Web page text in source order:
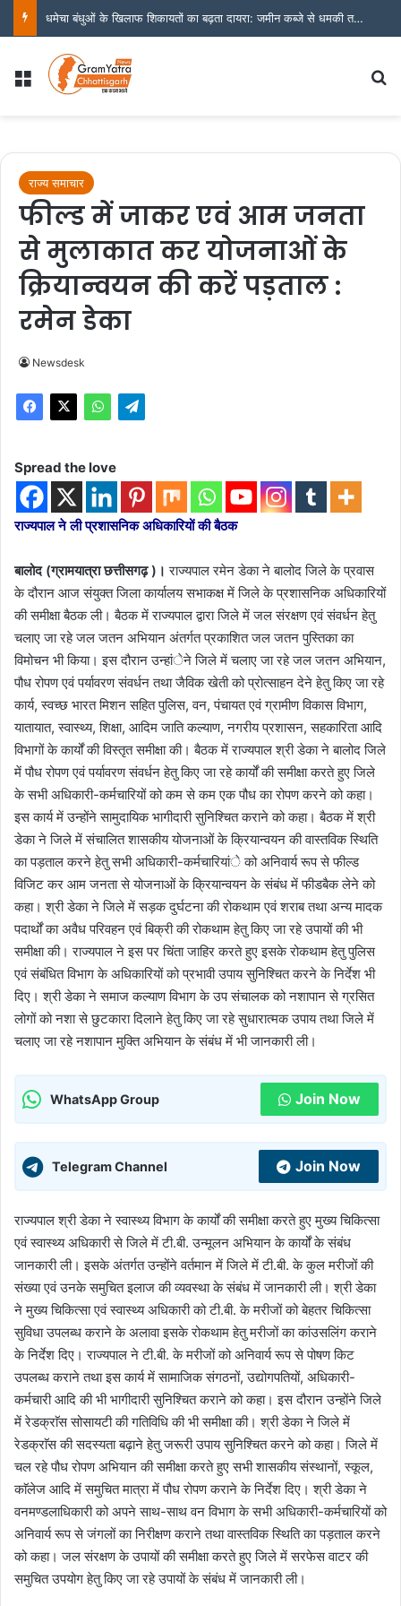
धमेचा बंधुओं के खिलाफ शिकायतों का बढ़ता दायरा: जमीन कब्जे से धमकी तक के आरोप, अब संयुक्त जांच व कठोर कार्यवाही की मांग
Menu
राज्य समाचार
फील्ड में जाकर एवं आम जनता
से मुलाकात कर योजनाओं के
क्रियान्वयन की करें पड़ताल :
रमेन डेका
Newsdesk
Spread the love
राज्यपाल ने ली प्रशासनिक अधिकारियों की बैठक
बालोद (ग्रामयात्रा छत्तीसगढ़ )।राज्यपाल रमेन डेका ने बालोद जिले के प्रवास
के दौरान आज संयुक्त जिला कार्यालय सभाकक्ष में जिले के प्रशासनिक अधिकारियों
की समीक्षा बैठक ली। बैठक में राज्यपाल द्वारा जिले में जल संरक्षण एवं संवर्धन हेतु
चलाए जा रहे जल जतन अभियान अंतर्गत प्रकाशित जल जतन पुस्तिका का
विमोचन भी किया। इस दौरान उन्हांेने जिले में चलाए जा रहे जल जतन अभियान,
पौध रोपण एवं पर्यावरण संवर्धन तथा जैविक खेती को प्रोत्साहन देने हेतु किए जा रहे
कार्य, स्वच्छ भारत मिशन सहित पुलिस, वन, पंचायत एवं ग्रामीण विकास विभाग,
यातायात, स्वास्थ्य, शिक्षा, आदिम जाति कल्याण, नगरीय प्रशासन, सहकारिता आदि
विभागों के कार्यों की विस्तृत समीक्षा की। बैठक में राज्यपाल श्री डेका ने बालोद जिले
में पौध रोपण एवं पर्यावरण संवर्धन हेतु किए जा रहे कार्यों की समीक्षा करते हुए जिले
के सभी अधिकारी-कर्मचारियों को कम से कम एक पौध का रोपण करने को कहा।
इस कार्य में उन्होंने सामुदायिक भागीदारी सुनिश्चित कराने को कहा। बैठक में श्री
डेका ने जिले में संचालित शासकीय योजनाओं के क्रियान्वयन की वास्तविक स्थिति
का पड़ताल करने हेतु सभी अधिकारी-कर्मचारियांे को अनिवार्य रूप से फील्ड
विजिट कर आम जनता से योजनाओं के क्रियान्वयन के संबंध में फीडबैक लेने को
कहा। श्री डेका ने जिले में सड़क दुर्घटना की रोकथाम एवं शराब तथा अन्य मादक
पदार्थों का अवैध परिवहन एवं बिक्री की रोकथाम हेतु किए जा रहे उपायों की भी
समीक्षा की। राज्यपाल ने इस पर चिंता जाहिर करते हुए इसके रोकथाम हेतु पुलिस
एवं संबंधित विभाग के अधिकारियों को प्रभावी उपाय सुनिश्चित करने के निर्देश भी
दिए। श्री डेका ने समाज कल्याण विभाग के उप संचालक को नशापान से ग्रसित
लोगों को नशा से छुटकारा दिलाने हेतु किए जा रहे सुधारात्मक उपाय तथा जिले में
चलाए जा रहे नशापान मुक्ति अभियान के संबंध में भी जानकारी ली।
WhatsApp Group Join Now
Telegram Channel Join Now
राज्यपाल श्री डेका ने स्वास्थ्य विभाग के कार्यों की समीक्षा करते हुए मुख्य चिकित्सा
एवं स्वास्थ्य अधिकारी से जिले में टी.बी. उन्मूलन अभियान के कार्यों के संबंध
जानकारी ली। इसके अंतर्गत उन्होंने वर्तमान में जिले में टी.बी. के कुल मरीजों की
संख्या एवं उनके समुचित इलाज की व्यवस्था के संबंध में जानकारी ली। श्री डेका
ने मुख्य चिकित्सा एवं स्वास्थ्य अधिकारी को टी.बी. के मरीजों को बेहतर चिकित्सा
सुविधा उपलब्ध कराने के अलावा इसके रोकथाम हेतु मरीजों का कांउसलिंग कराने
के निर्देश दिए। राज्यपाल ने टी.बी. के मरीजों को अनिवार्य रूप से पोषण किट
उपलब्ध कराने तथा इस कार्य में सामाजिक संगठनों, उद्योगपतियों, अधिकारी-
कर्मचारी आदि की भी भागीदारी सुनिश्चित कराने को कहा। इस दौरान उन्होंने जिले
में रेडक्राॅस सोसायटी की गतिविधि की भी समीक्षा की। श्री डेका ने जिले में
रेडक्राॅस की सदस्यता बढ़ाने हेतु जरूरी उपाय सुनिश्चित करने को कहा। जिले में
चल रहे पौध रोपण अभियान की समीक्षा करते हुए सभी शासकीय संस्थानों, स्कूल,
काॅलेज आदि में समुचित मात्रा में पौध रोपण कराने के निर्देश दिए। श्री डेका ने
वनमण्डलाधिकारी को अपने साथ-साथ वन विभाग के सभी अधिकारी-कर्मचारियों को
अनिवार्य रूप से जंगलों का निरीक्षण कराने तथा वास्तविक स्थिति का पड़ताल करने
को कहा। जल संरक्षण के उपायों की समीक्षा करते हुए जिले में सरफेस वाटर की
समुचित उपयोग हेतु किए जा रहे उपायों के संबंध में जानकारी ली।